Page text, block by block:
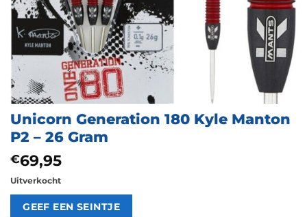
Unicorn Generation 180 Kyle Manton
P2 – 26 Gram
€69,95
Uitverkocht